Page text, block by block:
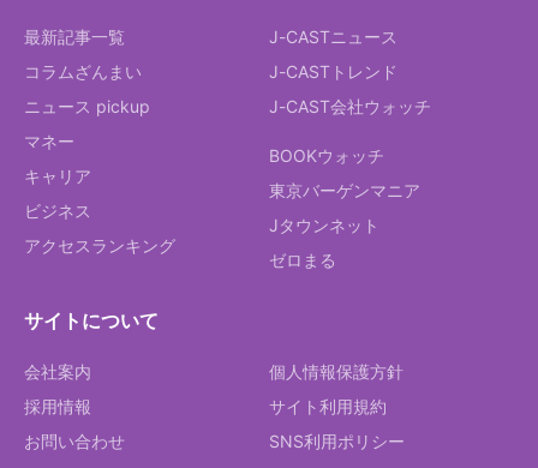
最新記事一覧
コラムざんまい
ニュース pickup
マネー
キャリア
ビジネス
アクセスランキング
J-CASTニュース
J-CASTトレンド
J-CAST会社ウォッチ
BOOKウォッチ
東京バーゲンマニア
Jタウンネット
ゼロまる
サイトについて
会社案内
採用情報
お問い合わせ
個人情報保護方針
サイト利用規約
SNS利用ポリシー